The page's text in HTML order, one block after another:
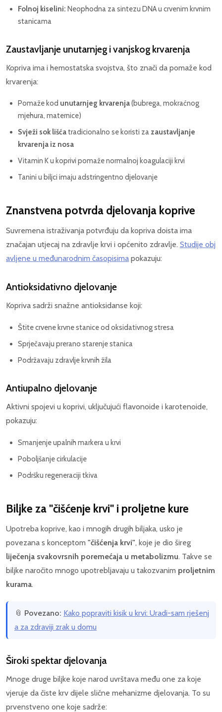
Folnoj kiselini: Neophodna za sintezu DNA u crvenim krvnim
stanicama
Zaustavljanje unutarnjeg i vanjskog krvarenja
Kopriva ima i hemostatska svojstva, što znači da pomaže kod
krvarenja:
Pomaže kod unutarnjeg krvarenja(bubrega, mokraćnog
mjehura, maternice)
Svježi sok lišćatradicionalno se koristi za zaustavljanje
krvarenja iz nosa
Vitamin K u koprivi pomaže normalnoj koagulaciji krvi
Tanini u biljci imaju adstringentno djelovanje
Znanstvena potvrda djelovanja koprive
Suvremena istraživanja potvrđuju da kopriva doista ima
značajan utjecaj na zdravlje krvi i općenito zdravlje. Studije obj
avljene u međunarodnim časopisima pokazuju:
Antioksidativno djelovanje
Kopriva sadrži snažne antioksidanse koji:
Štite crvene krvne stanice od oksidativnog stresa
Sprječavaju prerano starenje stanica
Podržavaju zdravlje krvnih žila
Antiupalno djelovanje
Aktivni spojevi u koprivi, uključujući flavonoide i karotenoide,
pokazuju:
Smanjenje upalnih markera u krvi
Poboljšanje cirkulacije
Podršku regeneraciji tkiva
Biljke za "čišćenje krvi" i proljetne kure
Upotreba koprive, kao i mnogih drugih biljaka, usko je
povezana s konceptom "čišćenja krvi", koje je dio šireg
liječenja svakovrsnih poremećaja u metabolizmu. Takve se
biljke naročito mnogo upotrebljavaju u takozvanim proljetnim
kurama.
📎 Povezano: Kako popraviti kisik u krvi: Uradi-sam rješenj
a za zdraviji zrak u domu
Široki spektar djelovanja
Mnoge druge biljke koje narod uvrštava među one za koje
vjeruje da čiste krv dijele slične mehanizme djelovanja. To su
prvenstveno one koje sadrže: